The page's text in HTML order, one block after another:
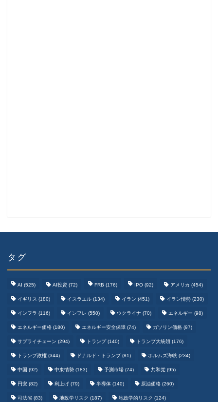
タグ
AI (525) AI投資 (72) FRB (176) IPO (92) アメリカ (454)
イギリス (180) イスラエル (134) イラン (451) イラン情勢 (230)
インフラ (116) インフレ (550) ウクライナ (70) エネルギー (98)
エネルギー価格 (180) エネルギー安全保障 (74) ガソリン価格 (97)
サプライチェーン (294) トランプ(140) トランプ大統領 (176)
トランプ政権 (344) ドナルド・トランプ(81) ホルムズ海峡 (234)
中国 (92) 中東情勢 (183) 予測市場 (74) 共和党 (95)
円安 (82) 利上げ (79) 半導体 (140) 原油価格 (260)
司法省 (83) 地政学リスク (187) 地政学的リスク (124)
野球まとめ